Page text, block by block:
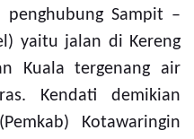
Sampit –
yaitu jalan di Kereng
Kuala tergenang air
Kendati demikian
Kotawaringin